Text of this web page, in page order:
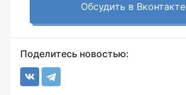
Обсудить в Вконтакте
Поделитесь новостью: